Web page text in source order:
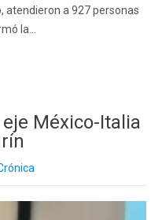
atendieron a 927 personas
la...
México-Italia